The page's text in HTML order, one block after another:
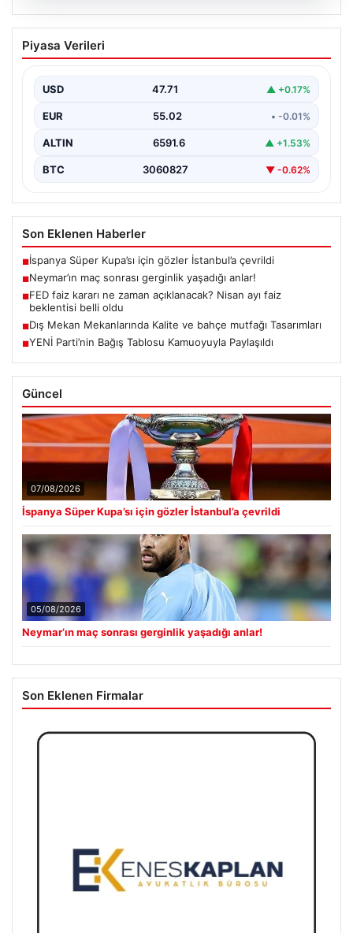
05.08.2026
Neymar’ın maç sonrası gerginlik
yaşadığı anlar!
Piyasa Verileri
USD 47.71 ▲ +0.17%
EUR 55.02 • -0.01%
ALTIN 6591.6 ▲ +1.53%
BTC 3060827 ▼ -0.62%
Son Eklenen Haberler
■İspanya Süper Kupa’sı için gözler İstanbul’a çevrildi
■Neymar’ın maç sonrası gerginlik yaşadığı anlar!
■FED faiz kararı ne zaman açıklanacak? Nisan ayı faiz
beklentisi belli oldu
■Dış Mekan Mekanlarında Kalite ve bahçe mutfağı Tasarımları
■YENİ Parti’nin Bağış Tablosu Kamuoyuyla Paylaşıldı
Güncel
07/08/2026
İspanya Süper Kupa’sı için gözler İstanbul’a çevrildi
05/08/2026
Neymar’ın maç sonrası gerginlik yaşadığı anlar!
Son Eklenen Firmalar